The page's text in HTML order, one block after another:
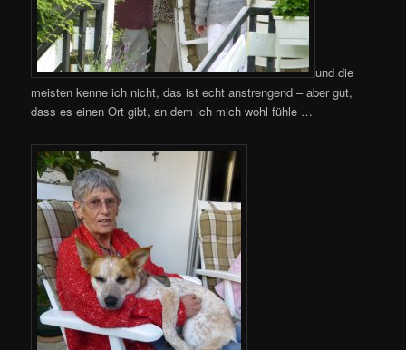
und die
meisten kenne ich nicht, das ist echt anstrengend – aber gut,
dass es einen Ort gibt, an dem ich mich wohl fühle …